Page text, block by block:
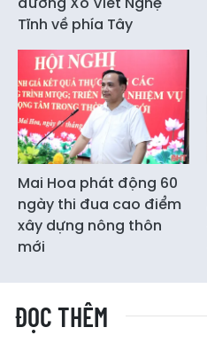
Tĩnh về phía Tây
Mai Hoa phát động 60
ngày thi đua cao điểm
xây dựng nông thôn
mới
ĐỌC THÊM